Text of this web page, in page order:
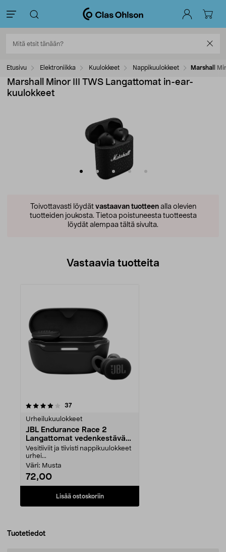
Etusivu Elektroniikka Kuulokkeet Nappikuulokkeet Marshall
Marshall Minor III TWS Langattomat in-ear-
kuulokkeet
Toivottavasti löydät vastaavan tuotteenalla olevien
tuotteiden joukosta. Tietoa poistuneesta tuotteesta
löydät alempaa tältä sivulta.
Vastaavia tuotteita
37arvostelut
Urheilukuulokkeet
JBL Endurance Race 2
Langattomat vedenkestävät
urheilukuulokkeet
Vesitiiviit ja tiivisti nappikuulokkeet
urhei...
Väri: Musta
72,00
Lisää ostoskoriin
Tuotetiedot